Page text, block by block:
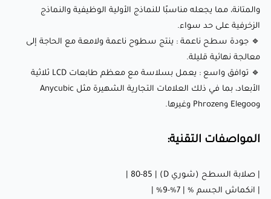
إعدادات الطباعة الموصى بها:
⏱️ وقت تعريض طبقات القاعدة :
شاشة RGB: 20-80 ثانية
🔢 عدد طبقات القاعدة : 3-5 طبقات
⏱️ وقت تعريض الطبقات العادية :
والمتانة، مما يجعله مناسبًا للنماذج الأولية الوظيفية والنماذج
الزخرفية على حد سواء.
🔹 جودة سطح ناعمة : ينتج سطوح ناعمة ولامعة مع الحاجة إلى
معالجة نهائية قليلة.
🔹 توافق واسع : يعمل بسلاسة مع معظم طابعات LCD ثلاثية
الأبعاد، بما في ذلك العلامات التجارية الشهيرة مثل Anycubic
وElegoo وPhrozen وغيرها.
المواصفات التقنية:
| صلابة السطح (شوري D) | 80-85 |
| انكماش الجسم % | 7%-9% |